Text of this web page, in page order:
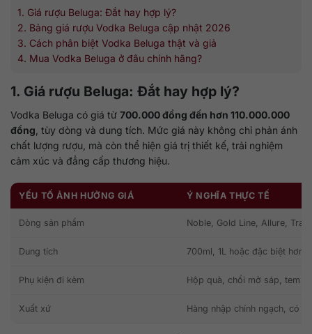
1. Giá rượu Beluga: Đắt hay hợp lý?
2. Bảng giá rượu Vodka Beluga cập nhật 2026
3. Cách phân biệt Vodka Beluga thật và giả
4. Mua Vodka Beluga ở đâu chính hãng?
1. Giá rượu Beluga: Đắt hay hợp lý?
Vodka Beluga có giá từ 700.000 đồng đến hơn 110.000.000
đồng , tùy dòng và dung tích. Mức giá này không chỉ phản ánh
chất lượng rượu, mà còn thể hiện giá trị thiết kế, trải nghiệm
cảm xúc và đẳng cấp thương hiệu.
YẾU TỐ ẢNH HƯỞNG GIÁ Ý NGHĨA THỰC TẾ
Dòng sản phẩm Noble, Gold Line, Allure,
Dung tích 700ml, 1L hoặc đặc biệt hơn
Phụ kiện đi kèm Hộp quà, chổi mở sáp, tem
Xuất xứ Hàng nhập chính ngạch, có